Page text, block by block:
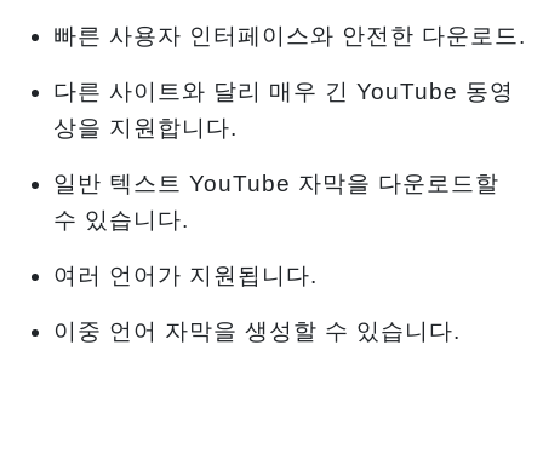
빠른 사용자 인터페이스와 안전한 다운로드.
다른 사이트와 달리 매우 긴 YouTube 동영
상을 지원합니다.
일반 텍스트 YouTube 자막을 다운로드할
수 있습니다.
여러 언어가 지원됩니다.
이중 언어 자막을 생성할 수 있습니다.